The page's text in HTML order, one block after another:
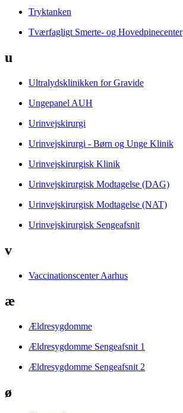
Tryktanken
Tværfagligt Smerte- og Hovedpinecenter
u
Ultralydsklinikken for Gravide
Ungepanel AUH
Urinvejskirurgi
Urinvejskirurgi - Børn og Unge Klinik
Urinvejskirurgisk Klinik
Urinvejskirurgisk Modtagelse (DAG)
Urinvejskirurgisk Modtagelse (NAT)
Urinvejskirurgisk Sengeafsnit
v
Vaccinationscenter Aarhus
æ
Ældresygdomme
Ældresygdomme Sengeafsnit 1
Ældresygdomme Sengeafsnit 2
ø